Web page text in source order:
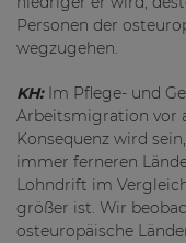
Personen der
wegzugehen.
KH: Im Pflege- und
Arbeitsmigration vor
Konsequenz wird
immer ferneren
Lohndrift im
größer ist. Wir
osteuropäische